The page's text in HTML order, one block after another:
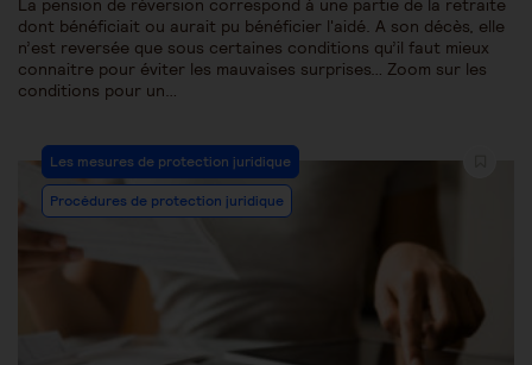
La pension de réversion correspond à une partie de la retraite
dont bénéficiait ou aurait pu bénéficier l'aidé. A son décès, elle
n’est reversée que sous certaines conditions qu’il faut mieux
connaitre pour éviter les mauvaises surprises… Zoom sur les
conditions pour un…
Post
Category:
Les mesures de protection juridique
Procédures de protection juridique